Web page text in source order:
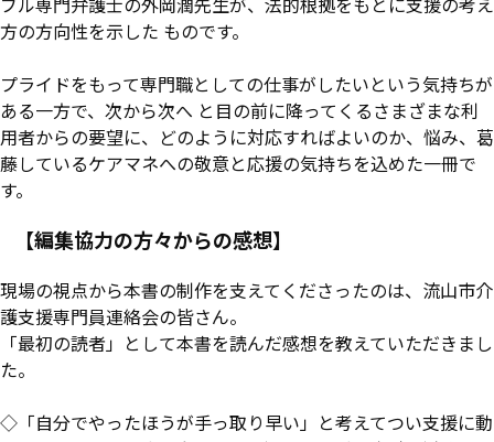
方の方向性を示した ものです。
プライドをもって専門職としての仕事がしたいという気持ちが
ある一方で、次から次へ と目の前に降ってくるさまざまな利
用者からの要望に、どのように対応すればよいのか、悩み、葛
藤しているケアマネへの敬意と応援の気持ちを込めた一冊で
す。
【編集協力の方々からの感想】
現場の視点から本書の制作を支えてくださったのは、流山市介
護支援専門員連絡会の皆さん。
「最初の読者」として本書を読んだ感想を教えていただきまし
た。
◇「自分でやったほうが手っ取り早い」と考えてつい支援に動